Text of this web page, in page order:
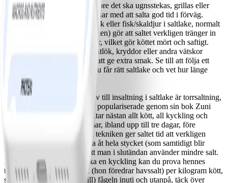
De flesta saltar sitt kött strax före det ska ugnsstekas, grillas eller
sauteras. Det finns dock fördelar med att salta god tid i förväg.
Insaltning (att lägga fågel, fläsk eller fisk/skaldjur i saltlake, normalt
bestående av grovsalt och vatten) gör att saltet verkligen tränger in
köttet och bryter ned proteiner, vilket gör köttet mört och saftigt.
Ibland tillsätter man socker, vitlök, kryddor eller andra vätskor
(äppelcider eller vinäger) för att ge extra smak. Se till att följa ett
recept när du saltar in så att du får rätt saltlake och vet hur länge
köttet ska ligga i.
Torrsaltning
Ett (kanske enklare) alternativ till insaltning i saltlake är torrsaltning,
en teknik som Judy Rodgers populariserade genom sin bok Zuni
Café Cookbook. Hon torrsaltar nästan allt kött, all kyckling och
vissa sorters fisk i flera timmar, ibland upp till tre dagar, före
tillagning. Rodgers säger att tekniken ger saltet tid att verkligen
tränga in i köttet och ge sälta åt hela stycket (som samtidigt blir
mörare och saftigare) och att man i slutändan använder mindre salt.
Nästa gång du ska ugnssteka en kyckling kan du prova hennes
teknik: Använd 1,5 tsk salt (hon föredrar havssalt) per kilogram kött,
salta (och peppra om du vill) fågeln inuti och utanpå, täck över